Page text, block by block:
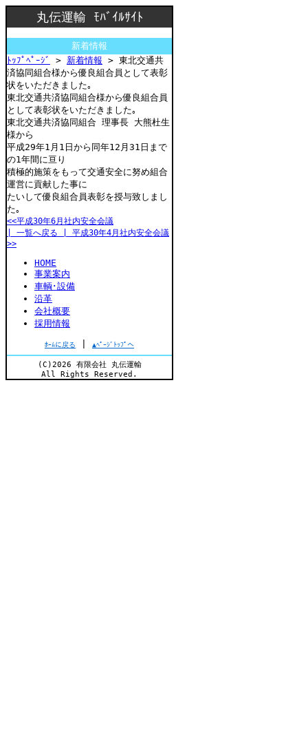
丸伝運輸 ﾓﾊﾞｲﾙｻｲﾄ
新着情報
ﾄｯﾌﾟﾍﾟｰｼﾞ
> 新着情報 > 東北交通共
済協同組合様から優良組合員として表彰
状をいただきました｡
東北交通共済協同組合様から優良組合員
として表彰状をいただきました｡
東北交通共済協同組合 理事長 大熊杜生
様から
平成29年1月1日から同年12月31日まで
の1年間に亘り
積極的施策をもって交通安全に努め組合
運営に貢献した事に
たいして優良組合員表彰を授与致しまし
た｡
<<平成30年6月社内安全会議
| 一覧へ戻る | 平成30年4月社内安全会議
>>
HOME
事業案内
車輌･設備
沿革
会社概要
採用情報
ﾎｰﾑに戻る ▲ﾍﾟｰｼﾞﾄｯﾌﾟへ
(C)2026 有限会社 丸伝運輸
All Rights Reserved.